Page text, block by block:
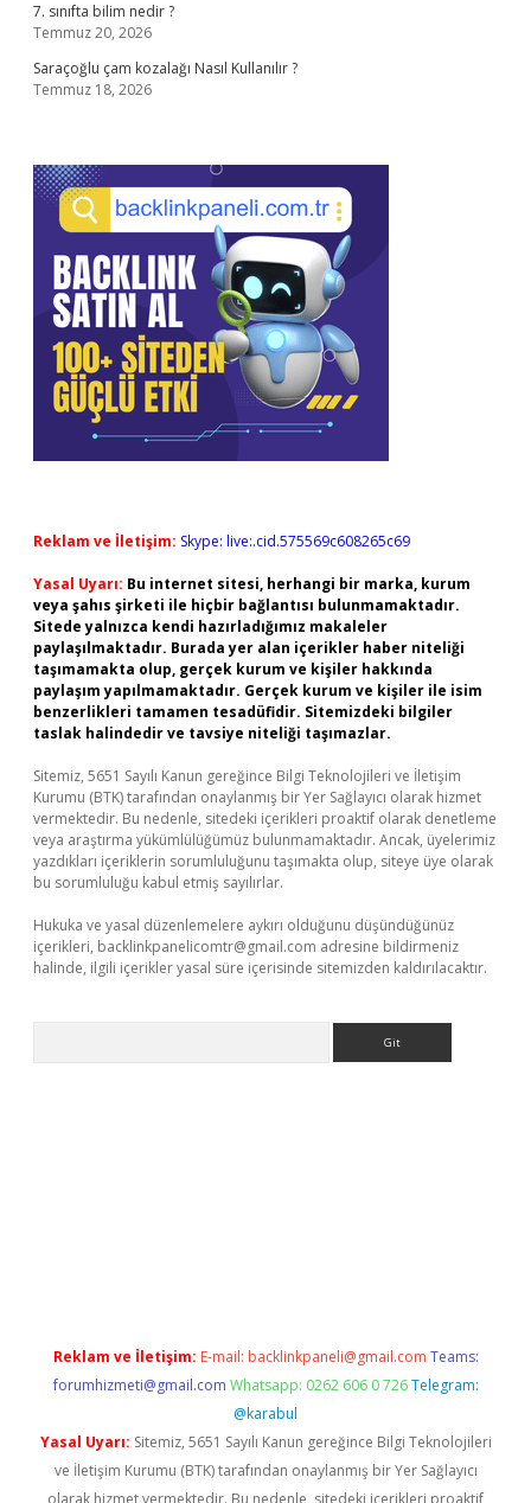
7. sınıfta bilim nedir ?
Temmuz 20, 2026
Saraçoğlu çam kozalağı Nasıl Kullanılır ?
Temmuz 18, 2026
Reklam ve İletişim: Skype: live:.cid.575569c608265c69
Yasal Uyarı: Bu internet sitesi, herhangi bir marka, kurum
veya şahıs şirketi ile hiçbir bağlantısı bulunmamaktadır.
Sitede yalnızca kendi hazırladığımız makaleler
paylaşılmaktadır. Burada yer alan içerikler haber niteliği
taşımamakta olup, gerçek kurum ve kişiler hakkında
paylaşım yapılmamaktadır. Gerçek kurum ve kişiler ile isim
benzerlikleri tamamen tesadüfidir. Sitemizdeki bilgiler
taslak halindedir ve tavsiye niteliği taşımazlar.
Sitemiz, 5651 Sayılı Kanun gereğince Bilgi Teknolojileri ve İletişim
Kurumu (BTK) tarafından onaylanmış bir Yer Sağlayıcı olarak hizmet
vermektedir. Bu nedenle, sitedeki içerikleri proaktif olarak denetleme
veya araştırma yükümlülüğümüz bulunmamaktadır. Ancak, üyelerimiz
yazdıkları içeriklerin sorumluluğunu taşımakta olup, siteye üye olarak
bu sorumluluğu kabul etmiş sayılırlar.
Hukuka ve yasal düzenlemelere aykırı olduğunu düşündüğünüz
içerikleri, backlinkpanelicomtr@gmail.com adresine bildirmeniz
halinde, ilgili içerikler yasal süre içerisinde sitemizden kaldırılacaktır.
Reklam ve İletişim: E-mail: backlinkpaneli@gmail.com Teams:
forumhizmeti@gmail.com Whatsapp: 0262 606 0 726 Telegram:
@karabul
Yasal Uyarı: Sitemiz, 5651 Sayılı Kanun gereğince Bilgi Teknolojileri
ve İletişim Kurumu (BTK) tarafından onaylanmış bir Yer Sağlayıcı
olarak hizmet vermektedir. Bu nedenle, sitedeki içerikleri proaktif